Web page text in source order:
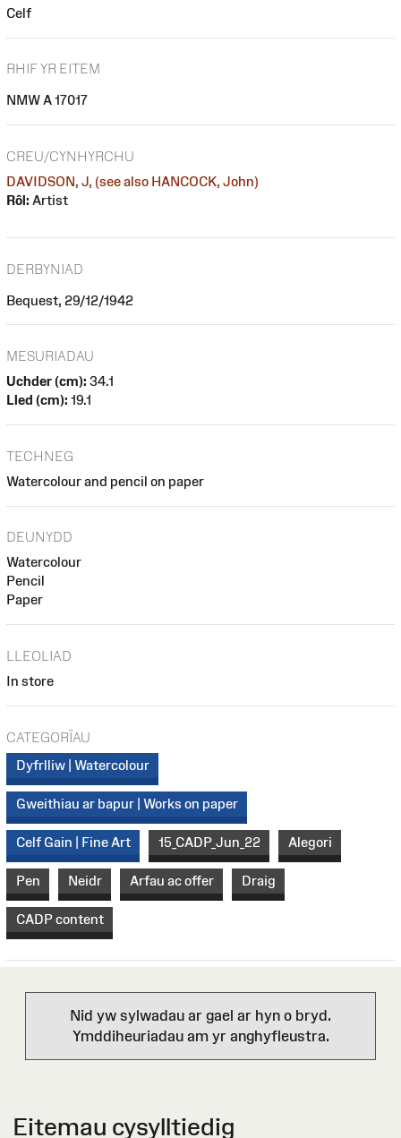
Celf
RHIF YR EITEM
NMW A 17017
CREU/CYNHYRCHU
DAVIDSON, J, (see also HANCOCK, John)
Rôl: Artist
DERBYNIAD
Bequest, 29/12/1942
MESURIADAU
Uchder (cm): 34.1
Lled (cm): 19.1
TECHNEG
Watercolour and pencil on paper
DEUNYDD
Watercolour
Pencil
Paper
LLEOLIAD
In store
CATEGORÏAU
Dyfrlliw | Watercolour
Gweithiau ar bapur | Works on paper
Celf Gain | Fine Art 15_CADP_Jun_22 Alegori
Pen Neidr Arfau ac offer Draig
CADP content
Nid yw sylwadau ar gael ar hyn o bryd.
Ymddiheuriadau am yr anghyfleustra.
Eitemau cysylltiedig